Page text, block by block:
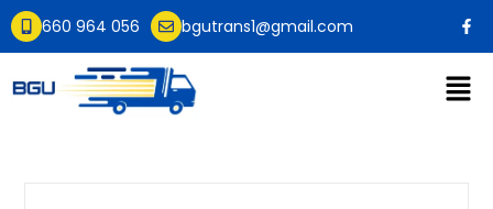
660 964 056 bgutrans1@gmail.com